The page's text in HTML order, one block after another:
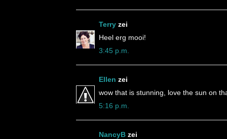
Terry zei
Heel erg mooi!
3:45 p.m.
Ellen zei
wow that is stunning, love the sun on
5:16 p.m.
NancyB zei